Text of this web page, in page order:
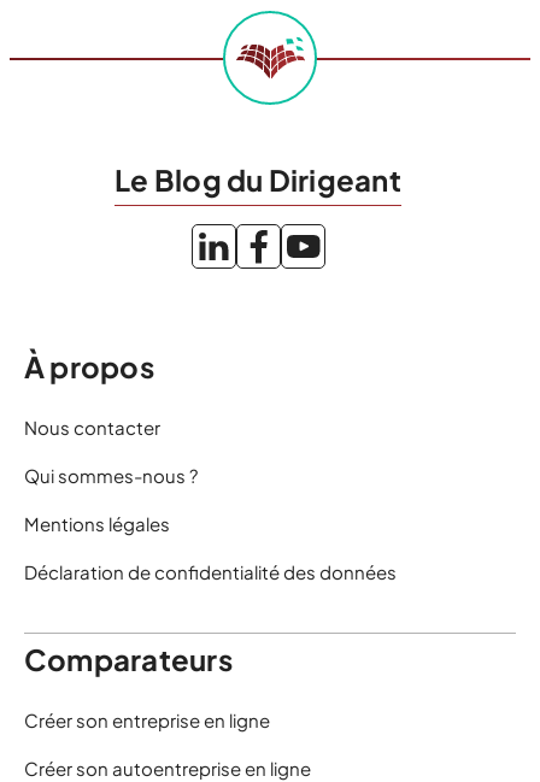
Le Blog du Dirigeant
À propos
Nous contacter
Qui sommes-nous ?
Mentions légales
Déclaration de confidentialité des données
Comparateurs
Créer son entreprise en ligne
Créer son autoentreprise en ligne